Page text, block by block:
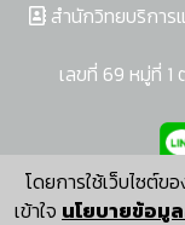
โดยการใช้เว็บไซต์ข
เข้าใจ นโยบายข้อมู
สำนักวิทยบริการ
เลขที่ 69 หมู่ที่
ผู้